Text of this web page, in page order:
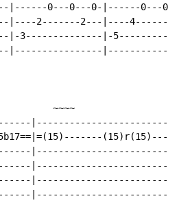
|------0---0---0-|------0---
|----2-------2---|----4-------
|-3--------------|-
|----------------
~~~~
|------------------------|
(15)r(15)---|
|------------------------|
|------------------------|
|------------------------|
|------------------------|